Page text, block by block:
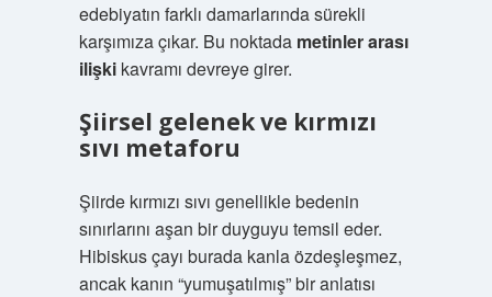
edebiyatın farklı damarlarında sürekli
karşımıza çıkar. Bu noktada metinler arası
ilişkikavramı devreye girer.
Şiirsel gelenek ve kırmızı
sıvı metaforu
Şiirde kırmızı sıvı genellikle bedenin
sınırlarını aşan bir duyguyu temsil eder.
Hibiskus çayı burada kanla özdeşleşmez,
ancak kanın “yumuşatılmış” bir anlatısı